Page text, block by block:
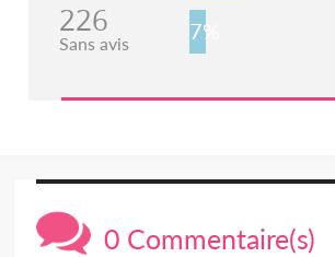
226
Sans avis 7%
0 Commentaire(s)